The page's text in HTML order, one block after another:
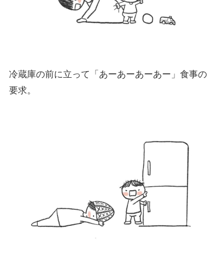
冷蔵庫の前に立って「あーあーあーあー」食事の
要求。